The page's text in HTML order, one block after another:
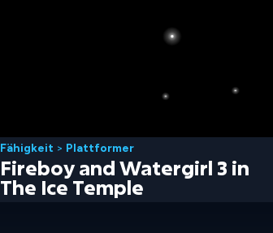
Fähigkeit > Plattformer
Fireboy and Watergirl 3 in
The Ice Temple